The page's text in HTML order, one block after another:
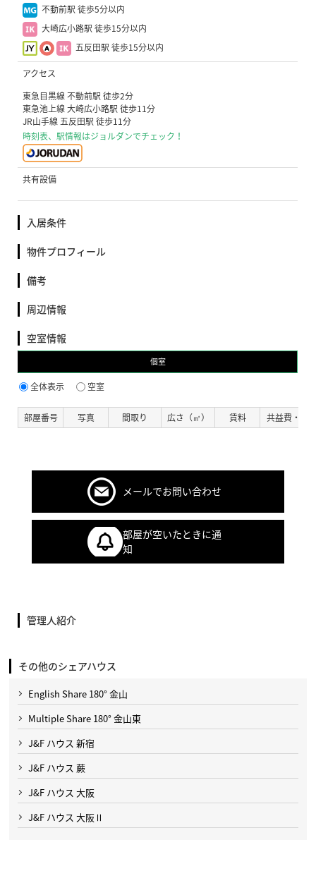
不動前駅 徒歩5分以内
大崎広小路駅 徒歩15分以内
五反田駅 徒歩15分以内
アクセス
東急目黒線 不動前駅 徒歩2分
東急池上線 大崎広小路駅 徒歩11分
JR山手線 五反田駅 徒歩11分
時刻表、駅情報はジョルダンでチェック！
共有設備
入居条件
物件プロフィール
備考
周辺情報
空室情報
個室
全体表示 空室
部屋番号 写真 間取り 広さ（㎡） 賃料 共益費・管
メールでお問い合わせ
部屋が空いたときに通
知
管理人紹介
その他のシェアハウス
English Share 180° 金山
Multiple Share 180° 金山東
J&F ハウス 新宿
J&F ハウス 蕨
J&F ハウス 大阪
J&F ハウス 大阪Ⅱ